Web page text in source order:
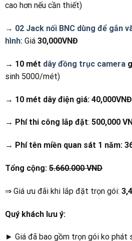
cao hơn nếu cần thiết)
→ 02 Jack nối BNC dùng để gắn
hình: Giá 30,000VNĐ
→ 10 mét dây đồng trục camera
sinh 5000/mét)
→ 10 mét dây điện giá: 40,000VNĐ
→ Phí thi công lắp đặt: 500,000
→ Phí tên miền quan sát 1 năm:
Tổng cộng: 5.660.000 VND
⇒ Giá ưu đãi khi lắp đặt trọn gói:
Quý khách lưu ý:
► Giá đã bao gồm trọn gói ko